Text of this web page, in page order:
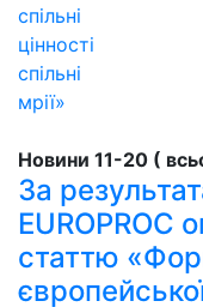
спільні
цінності
спільні
мрії»
Новини 11-20 (
За
EUROPROC
статтю